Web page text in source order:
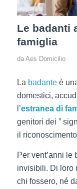
Le badanti
famiglia
da Aes Domicilio
La badanteè
domestici,
l’estranea di
genitori dei ”
il
Per vent’anni
invisibili. Di loro
chi fossero, né